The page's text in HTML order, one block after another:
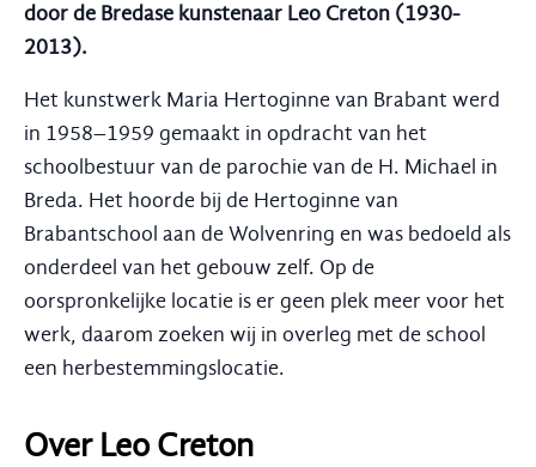
door de Bredase kunstenaar Leo Creton (1930-
2013).
Het kunstwerk Maria Hertoginne van Brabant werd
in 1958–1959 gemaakt in opdracht van het
schoolbestuur van de parochie van de H. Michael in
Breda. Het hoorde bij de Hertoginne van
Brabantschool aan de Wolvenring en was bedoeld als
onderdeel van het gebouw zelf. Op de
oorspronkelijke locatie is er geen plek meer voor het
werk, daarom zoeken wij in overleg met de school
een herbestemmingslocatie.
Over Leo Creton